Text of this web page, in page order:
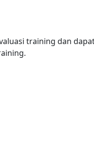
training dan